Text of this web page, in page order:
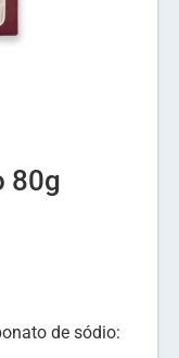
80g
de sódio: